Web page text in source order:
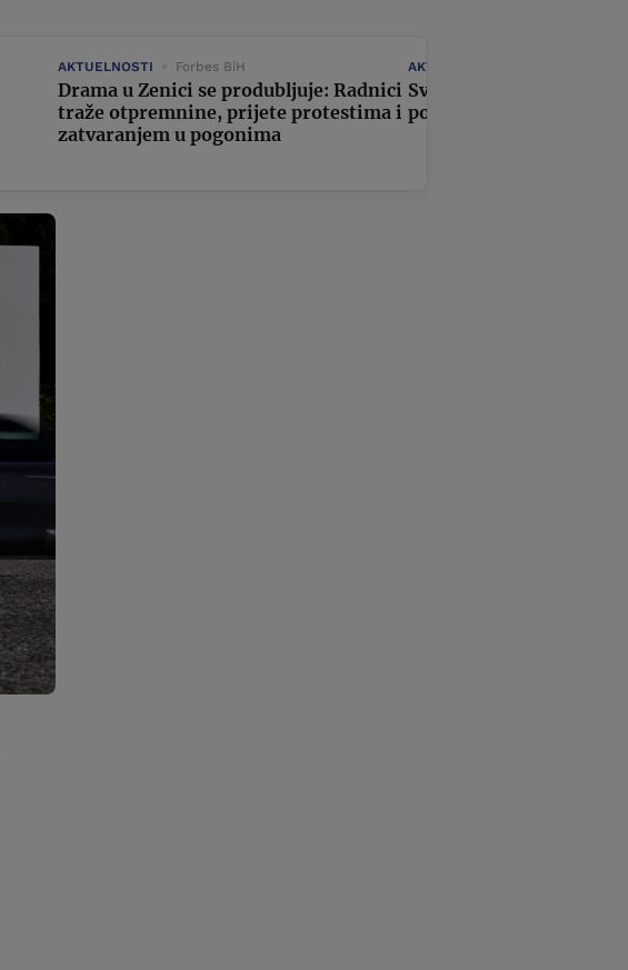
AKTUELNOSTI Forbes BiH
Drama u Zenici se produbljuje: Radnici
traže otpremnine, prijete protestima i
zatvaranjem u pogonima
AKTUELNOSTI
Svijet na pragu novog
poskupljenja hrane